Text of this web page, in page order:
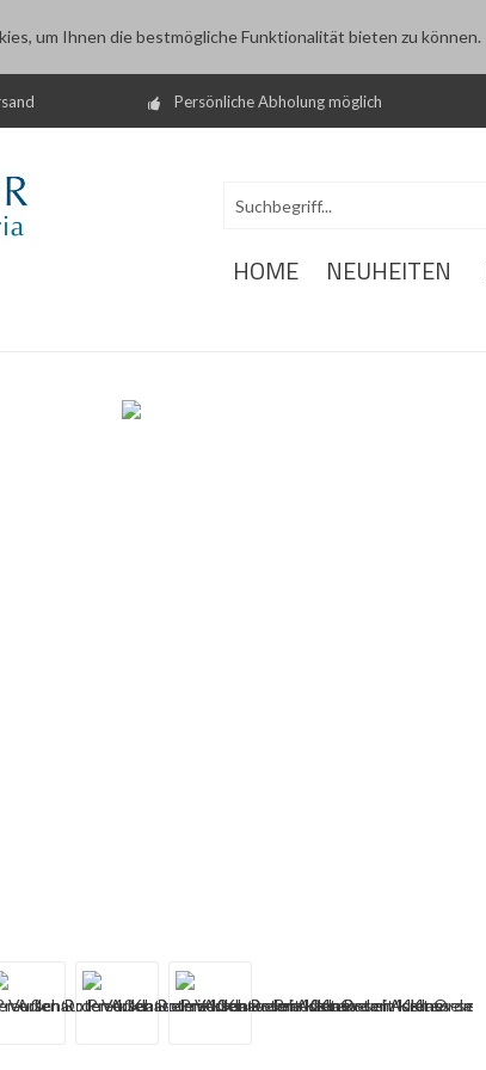
um Ihnen die bestmögliche Funktionalität bieten zu können.
Persönliche Abholung möglich
HOME NEUHEITEN